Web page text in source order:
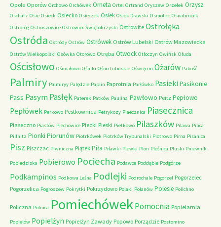
Opole Oporów Orchowo Orchówek Orneta Ortel Ortrand Oryszew Orzełek Orzysz
Oschatz Osie Osieck Osiecko Osieczek Osiek Osiek Drawski Osmolice Osnabrueck
Ostroróg Ostroszowice Ostrowiec Świętokrzyski Ostrowite Ostrołęka
Ostróda Ostródy Ostrów Ostrówek Ostrów Lubelski Ostrów Mazowiecka
Ostrów Wielkopolski Osówka Otorowo Otręba Otwock Otłoczyn Owińsk Ołuda
Ościsłowo Ośmiałowo Ośniki Ośno Lubuskie Oświęcim Ożarów Pakość
Palmiry Palmiryy Palędzie Paplin Paprotnia Parłówko Pasieki Pasikonie
Pass PasymPasłęk Paterek Patków Paulina Pawłowo Peitz Pepłowo
Pepłówek Perkowo Pestkownica Petrykozy Piaecznica Piasecznica
Piaseczno Piastów Piechowice Piecki Pieski Pietkowo Pilaszków Pilawa Pilica
Pillnitz Pionki Piorunów Piotrkówek Piotrków Trybunalski Piotrowo Pirna Pisanica
Pisz Piszczac Piwniczna Piątek Piła Piławki Plewki Plon Plośnica Pluski Pniewnik
Pobiedziska Pobierowo Pociecha Podawce Poddąbie Podgórze
Podkampinos Podkowa Leśna Podlejki Podrochale Pogorzel Pogorzelec
Pogorzelica Pogroszew Pokrytki Pokrzydowo Polaki Polanów Polesie Polichno
Policzna Polnica PomiechówekPomocnia Popielarnia
Popielów Popielżyn Popielżyn Zawady Popowo Porządzie Postomino